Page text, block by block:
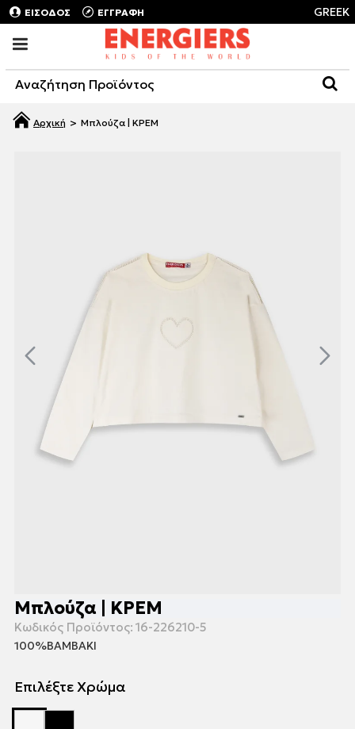
ΕΙΣΟΔΟΣ ΕΓΓΡΑΦΗ GREEK
Μπλούζα | ΚΡΕΜ
Μπλούζα | ΚΡΕΜ
Κωδικός Προϊόντος: 16-226210-5
100%ΒΑΜΒΑΚΙ
Επιλέξτε Χρώμα